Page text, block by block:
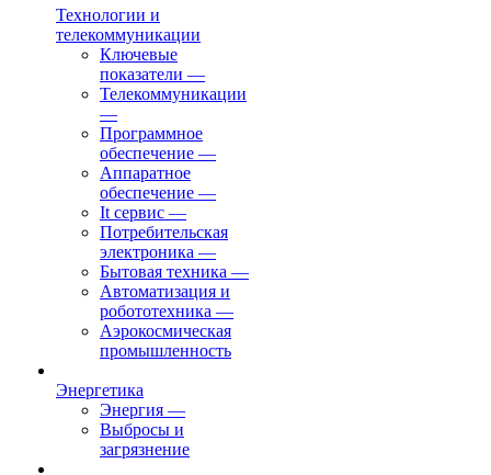
Технологии и
телекоммуникации
Ключевые
показатели —
Телекоммуникации
—
Программное
обеспечение —
Аппаратное
обеспечение —
It сервис —
Потребительская
электроника —
Бытовая техника —
Автоматизация и
робототехника —
Аэрокосмическая
промышленность
Энергетика
Энергия —
Выбросы и
загрязнение